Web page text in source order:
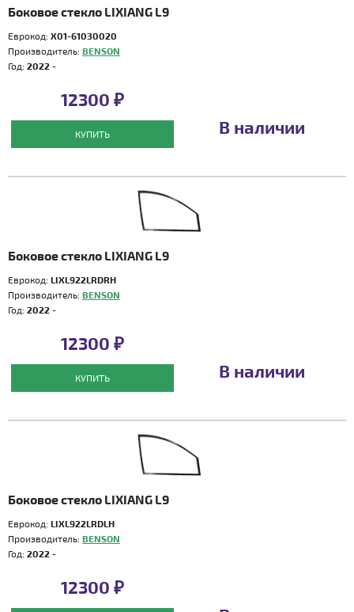
Боковое стекло LIXIANG L9
Еврокод: X01-61030020
Производитель: BENSON
Год: 2022 -
12300 ₽
КУПИТЬ В наличии
Боковое стекло LIXIANG L9
Еврокод: LIXL922LRDRH
Производитель: BENSON
Год: 2022 -
12300 ₽
КУПИТЬ В наличии
Боковое стекло LIXIANG L9
Еврокод: LIXL922LRDLH
Производитель: BENSON
Год: 2022 -
12300 ₽